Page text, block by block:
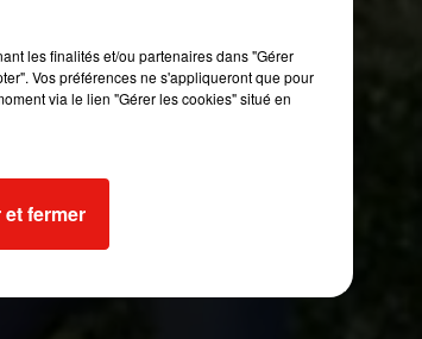
les finalités et/ou partenaires dans "Gérer
Vos préférences ne s'appliqueront que pour
via le lien "Gérer les cookies" situé en
fermer